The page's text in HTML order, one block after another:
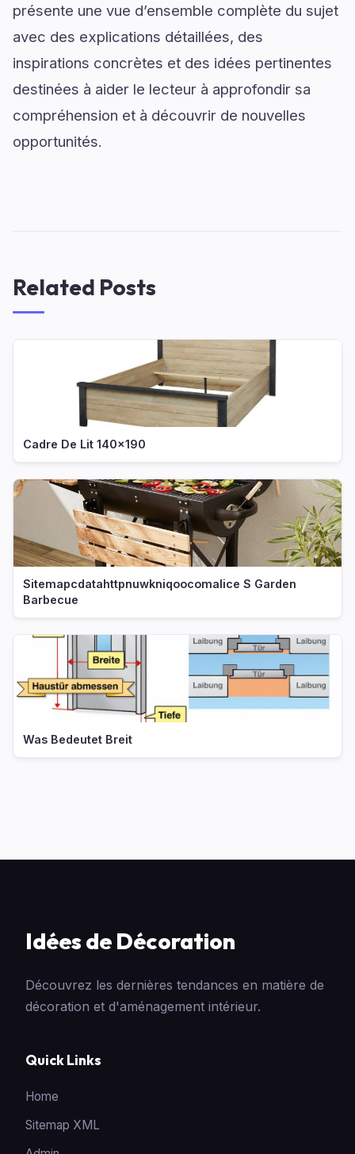
présente une vue d’ensemble complète du sujet
avec des explications détaillées, des
inspirations concrètes et des idées pertinentes
destinées à aider le lecteur à approfondir sa
compréhension et à découvrir de nouvelles
opportunités.
Related Posts
Cadre De Lit 140x190
Sitemapcdatahttpnuwkniqoocomalice S Garden
Barbecue
Was Bedeutet Breit
Idées de Décoration
Découvrez les dernières tendances en matière de
décoration et d'aménagement intérieur.
Quick Links
Home
Sitemap XML